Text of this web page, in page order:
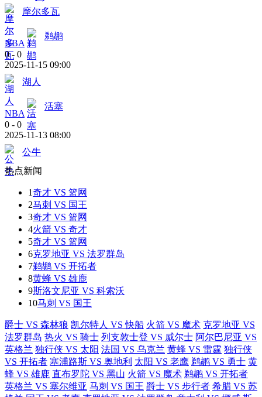
摩尔多瓦
NBA
鹈鹕
0 - 0
2025-11-15 09:00
湖人
NBA
活塞
0 - 0
2025-11-13 08:00
公牛
热点新闻
1奇才 VS 篮网
2马刺 VS 国王
3奇才 VS 篮网
4火箭 VS 奇才
5奇才 VS 篮网
6克罗地亚 VS 法罗群岛
7鹈鹕 VS 开拓者
8黄蜂 VS 雄鹿
9斯洛文尼亚 VS 科索沃
10马刺 VS 国王
爵士 VS 森林狼 凯尔特人 VS 快船 火箭 VS 魔术 克罗地亚 VS
法罗群岛 热火 VS 骑士 列支敦士登 VS 威尔士 阿尔巴尼亚 VS
英格兰 独行侠 VS 太阳 法国 VS 乌克兰 黄蜂 VS 雷霆 独行侠
VS 开拓者 塞浦路斯 VS 奥地利 太阳 VS 老鹰 鹈鹕 VS 勇士 黄
蜂 VS 雄鹿 直布罗陀 VS 黑山 火箭 VS 魔术 鹈鹕 VS 开拓者
英格兰 VS 塞尔维亚 马刺 VS 国王 爵士 VS 步行者 希腊 VS 苏